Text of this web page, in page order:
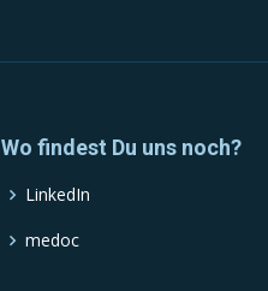
Wo findest Du uns noch?
LinkedIn
medoc